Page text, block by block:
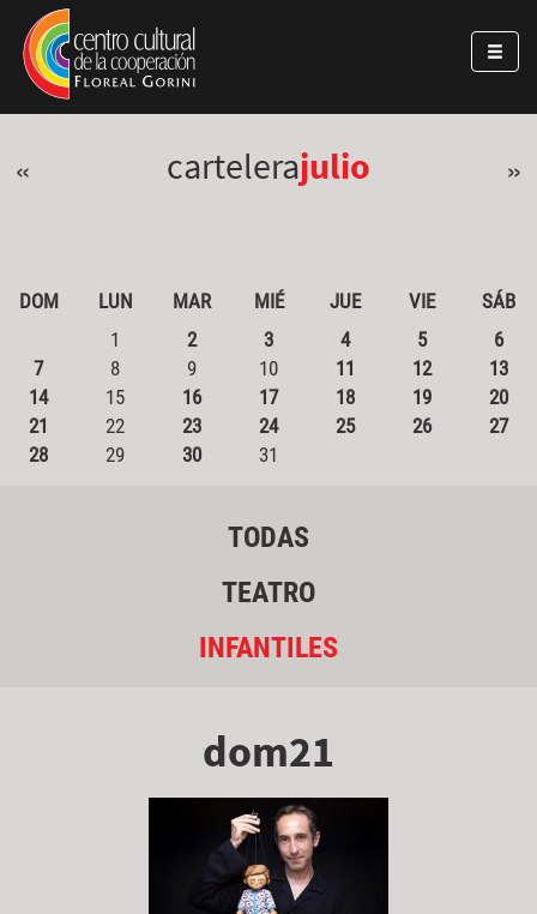
Pasar al contenido principal
Jump to main content
« cartelerajulio »
DOM LUN MAR MIÉ JUE VIE
SÁB
1
2 3 4 5
6
7
8 9 10 11 12
13
14
15 16 17 18 19
20
21
22 23 24 25 26
27
28
29 30 31
TODAS
TEATRO
INFANTILES
dom21